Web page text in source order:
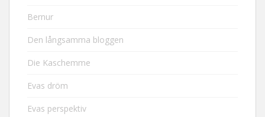
Bernur
Den långsamma bloggen
Die Kaschemme
Evas dröm
Evas perspektiv